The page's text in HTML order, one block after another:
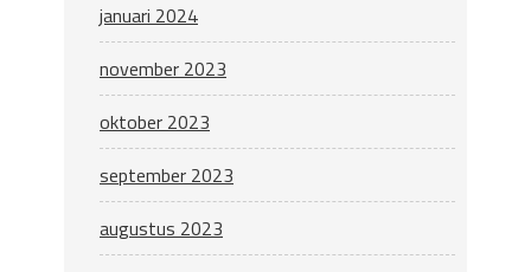
januari 2024
november 2023
oktober 2023
september 2023
augustus 2023